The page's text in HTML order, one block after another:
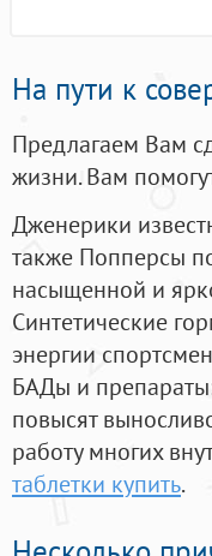
На пути к
Предлагаем Вам
жизни. Вам
Дженерики
также Попперсы
насыщенной и
Синтетические
энергии
БАДы и
повысят
работу многих
таблетки купить.